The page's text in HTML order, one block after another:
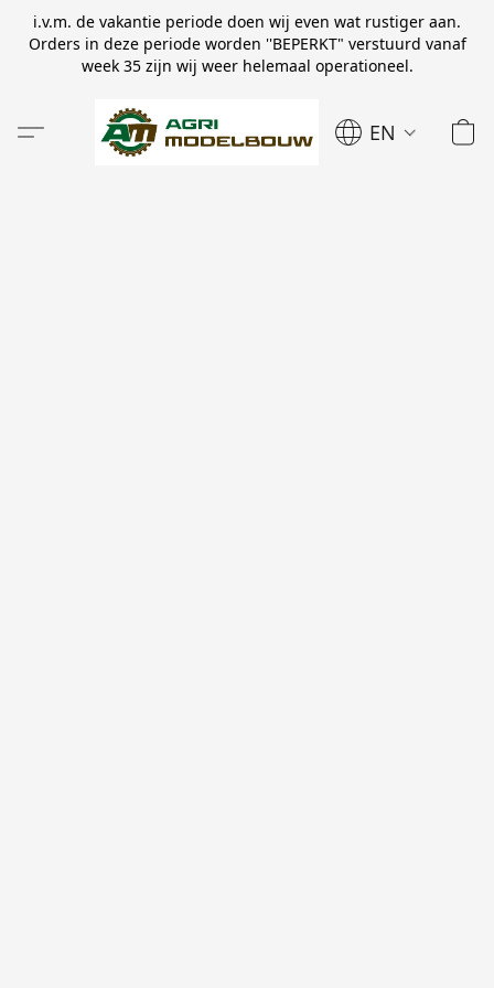
i.v.m. de vakantie periode doen wij even wat rustiger aan.
Orders in deze periode worden ''BEPERKT" verstuurd vanaf
week 35 zijn wij weer helemaal operationeel.
EN